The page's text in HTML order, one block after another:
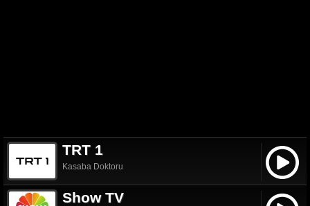
TRT 1
Kasaba Doktoru
Show TV